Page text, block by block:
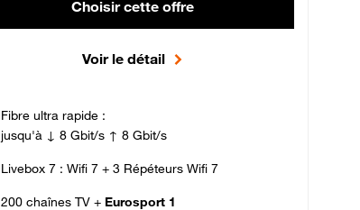
Choisir cette offre
Voir le détail
Fibre ultra rapide :
jusqu'à ↓ 8 Gbit/s ↑ 8 Gbit/s
Livebox 7 : Wifi 7 + 3 Répéteurs Wifi 7
200 chaînes TV + Eurosport 1